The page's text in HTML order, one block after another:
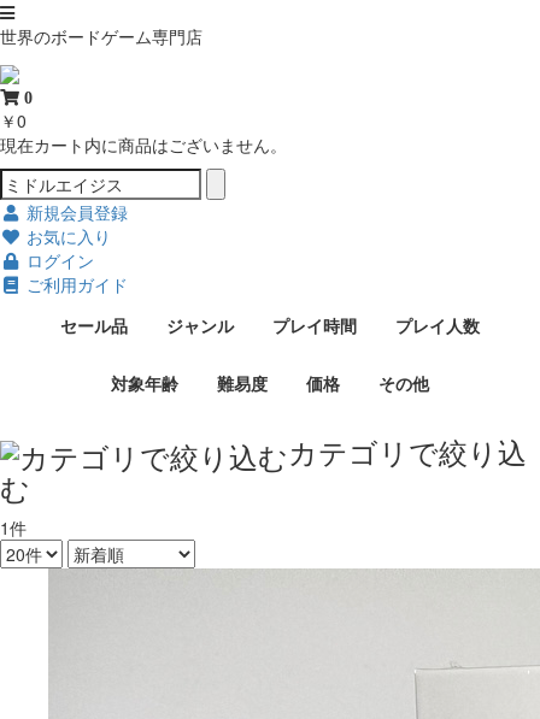
世界のボードゲーム専門店
0
￥0
現在カート内に商品はございません。
新規会員登録
お気に入り
ログイン
ご利用ガイド
セール品
ジャンル プレイ時間 プレイ人数
対象年齢 難易度 価格 その他
カテゴリで絞り込
む
1件